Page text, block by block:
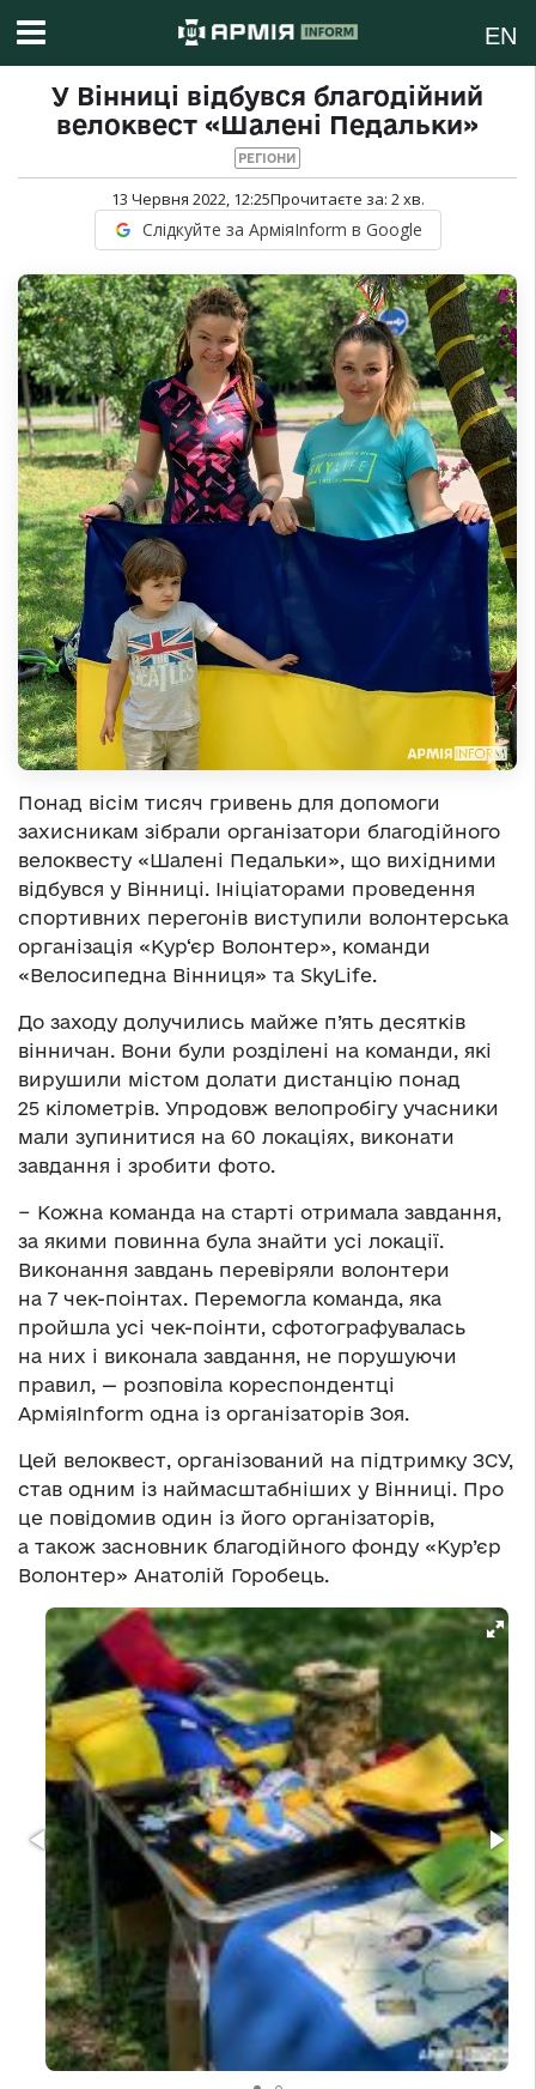
EN
У Вінниці відбувся благодійний
велоквест «Шалені Педальки»
РЕГІОНИ
13 Червня 2022, 12:25Прочитаєте за: 2хв.
Слідкуйте за АрміяInform в Google
Понад вісім тисяч гривень для допомоги
захисникам зібрали організатори благодійного
велоквесту «Шалені Педальки», що вихідними
відбувся у Вінниці. Ініціаторами проведення
спортивних перегонів виступили волонтерська
організація «Кур‘єр Волонтер», команди
«Велосипедна Вінниця» та SkyLife.
До заходу долучились майже п’ять десятків
вінничан. Вони були розділені на команди, які
вирушили містом долати дистанцію понад
25 кілометрів. Упродовж велопробігу учасники
мали зупинитися на 60 локаціях, виконати
завдання і зробити фото.
− Кожна команда на старті отримала завдання,
за якими повинна була знайти усі локації.
Виконання завдань перевіряли волонтери
на 7 чек-поінтах. Перемогла команда, яка
пройшла усі чек-поінти, сфотографувалась
на них і виконала завдання, не порушуючи
правил, — розповіла кореспондентці
АрміяInform одна із організаторів Зоя.
Цей велоквест, організований на підтримку ЗСУ,
став одним із наймасштабніших у Вінниці. Про
це повідомив один із його організаторів,
а також засновник благодійного фонду «Кур’єр
Волонтер» Анатолій Горобець.